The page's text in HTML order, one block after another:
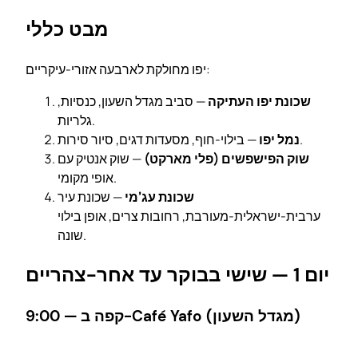
מבט כללי
יפו מחולקת לארבעה אזורי-עיקריים:
שכונת יפו העתיקה— סביב מגדל השעון, כנסיות,
גלריות.
נמל יפו— בילוי-חוף, מסעדות דגים, סיור סירות.
שוק הפישפשים (פלי מארקט) — שוק אנטיק עם
אופי מקומי.
שכונת עג’מי— שכונת עיר
ערבית-ישראלית-מעורבת, רחובות צרים, אופן בילוי
שונה.
יום 1 — שישי בבוקר עד אחר-צהריים
9:00 — קפה ב-Café Yafo (מגדל השעון)